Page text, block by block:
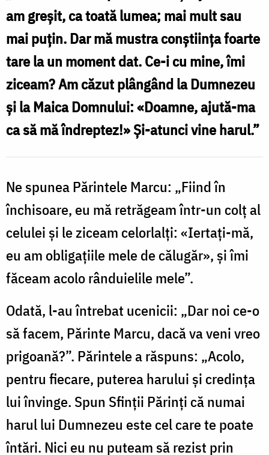
despre
iertare
puterea
lui
Dumnezeu
/
Nicolae
am greşit, ca toată lumea; mai mult sau
mai puţin. Dar mă mustra conştiinţa foarte
tare la un moment dat. Ce-i cu mine, îmi
ziceam? Am căzut plângând la Dumnezeu
şi la Maica Domnului: «Doamne, ajută-ma
ca să mă îndreptez!» Şi-atunci vine harul.”
Ne spunea Părintele Marcu: „Fiind în
închisoare, eu mă retrăgeam într-un colţ al
celulei şi le ziceam celorlalţi: «Iertaţi-mă,
eu am obligaţiile mele de călugăr», şi îmi
făceam acolo rânduielile mele”.
Odată, l-au întrebat ucenicii: „Dar noi ce-o
să facem, Părinte Marcu, dacă va veni vreo
prigoană?”. Părintele a răspuns: „Acolo,
pentru fiecare, puterea harului şi credinţa
lui învinge. Spun Sfinţii Părinţi că numai
harul lui Dumnezeu este cel care te poate
întări. Nici eu nu puteam să rezist prin